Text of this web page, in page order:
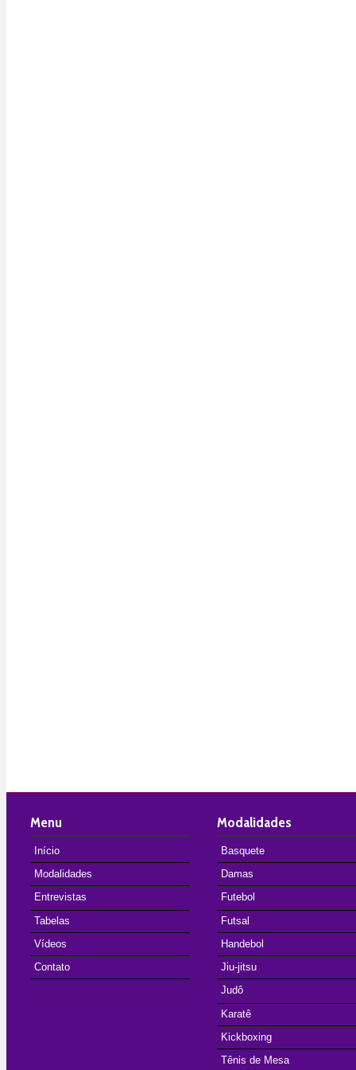
Menu
Início
Modalidades
Entrevistas
Tabelas
Vídeos
Contato
Modalidades
Basquete
Damas
Futebol
Futsal
Handebol
Jiu-jitsu
Judô
Karatê
Kickboxing
Tênis de Mesa